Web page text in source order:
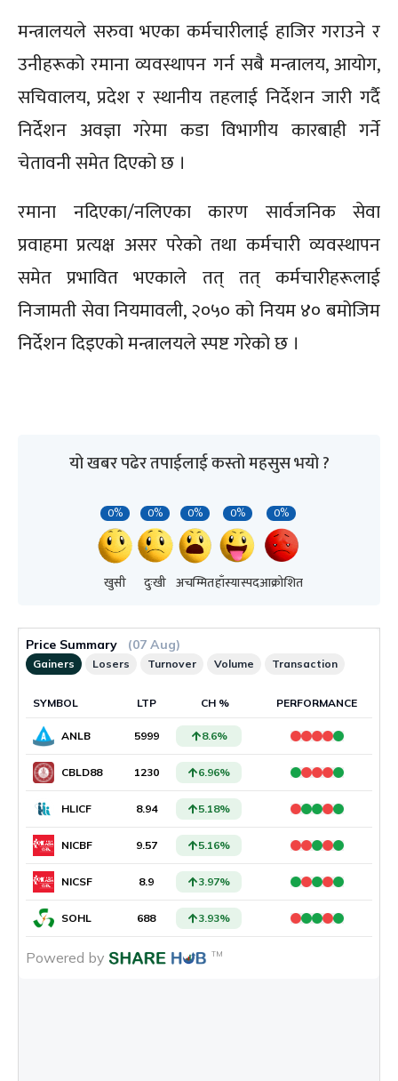
मन्त्रालयले सरुवा भएका कर्मचारीलाई हाजिर गराउने र
उनीहरूको रमाना व्यवस्थापन गर्न सबै मन्त्रालय, आयोग,
सचिवालय, प्रदेश र स्थानीय तहलाई निर्देशन जारी गर्दै
निर्देशन अवज्ञा गरेमा कडा विभागीय कारबाही गर्ने
चेतावनी समेत दिएको छ ।
रमाना नदिएका/नलिएका कारण सार्वजनिक सेवा
प्रवाहमा प्रत्यक्ष असर परेको तथा कर्मचारी व्यवस्थापन
समेत प्रभावित भएकाले तत् तत् कर्मचारीहरूलाई
निजामती सेवा नियमावली, २०५० को नियम ४० बमोजिम
निर्देशन दिइएको मन्त्रालयले स्पष्ट गरेको छ ।
यो खबर पढेर तपाईलाई कस्तो महसुस भयो ?
0%
खुसी
0%
दुःखी
0%
अचम्मित
0%
हाँस्यास्पद
0%
आक्रोशित